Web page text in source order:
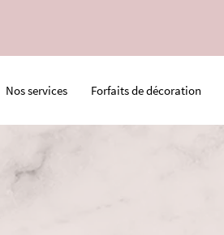
Nos services Forfaits de décoration